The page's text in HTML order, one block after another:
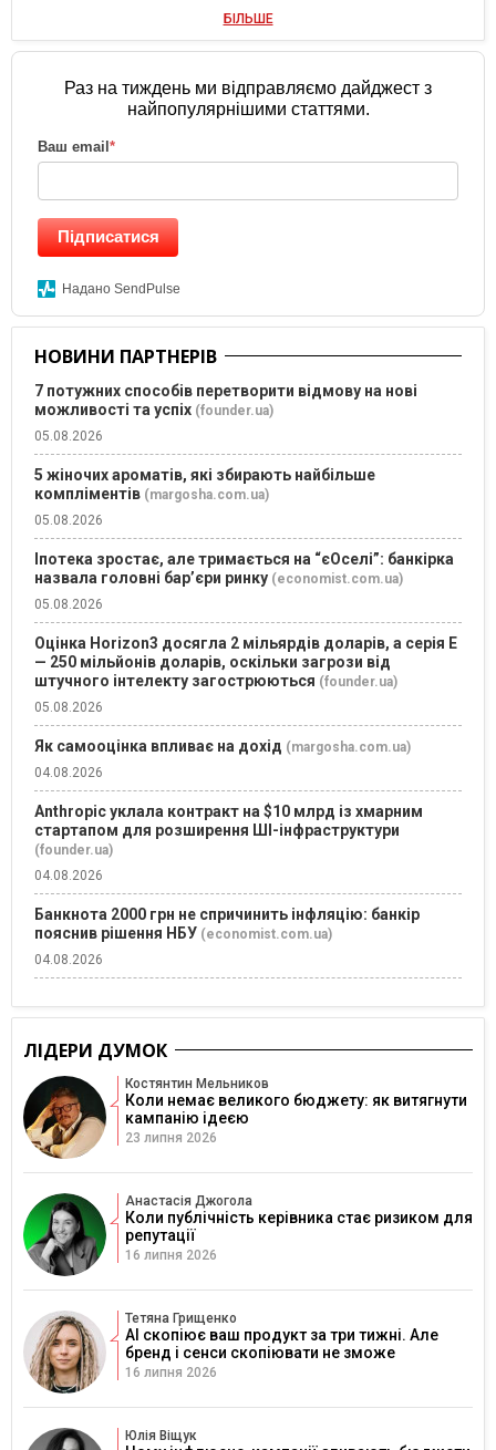
БІЛЬШЕ
Раз на тиждень ми відправляємо дайджест з
найпопулярнішими статтями.
Ваш email *
Підписатися
Надано SendPulse
НОВИНИ ПАРТНЕРІВ
7 потужних способів перетворити відмову на нові
можливості та успіх (founder.ua)
05.08.2026
5 жіночих ароматів, які збирають найбільше
компліментів (margosha.com.ua)
05.08.2026
Іпотека зростає, але тримається на “єОселі”: банкірка
назвала головні бар’єри ринку (economist.com.ua)
05.08.2026
Оцінка Horizon3 досягла 2 мільярдів доларів, а серія E
— 250 мільйонів доларів, оскільки загрози від
штучного інтелекту загострюються (founder.ua)
05.08.2026
Як самооцінка впливає на дохід (margosha.com.ua)
04.08.2026
Anthropic уклала контракт на $10 млрд із хмарним
стартапом для розширення ШІ-інфраструктури
(founder.ua)
04.08.2026
Банкнота 2000 грн не спричинить інфляцію: банкір
пояснив рішення НБУ (economist.com.ua)
04.08.2026
ЛІДЕРИ ДУМОК
Костянтин Мельников
Коли немає великого бюджету: як витягнути
кампанію ідеєю
23 липня 2026
Анастасія Джогола
Коли публічність керівника стає ризиком для
репутації
16 липня 2026
Тетяна Грищенко
AI скопіює ваш продукт за три тижні. Але
бренд і сенси скопіювати не зможе
16 липня 2026
Юлія Віщук